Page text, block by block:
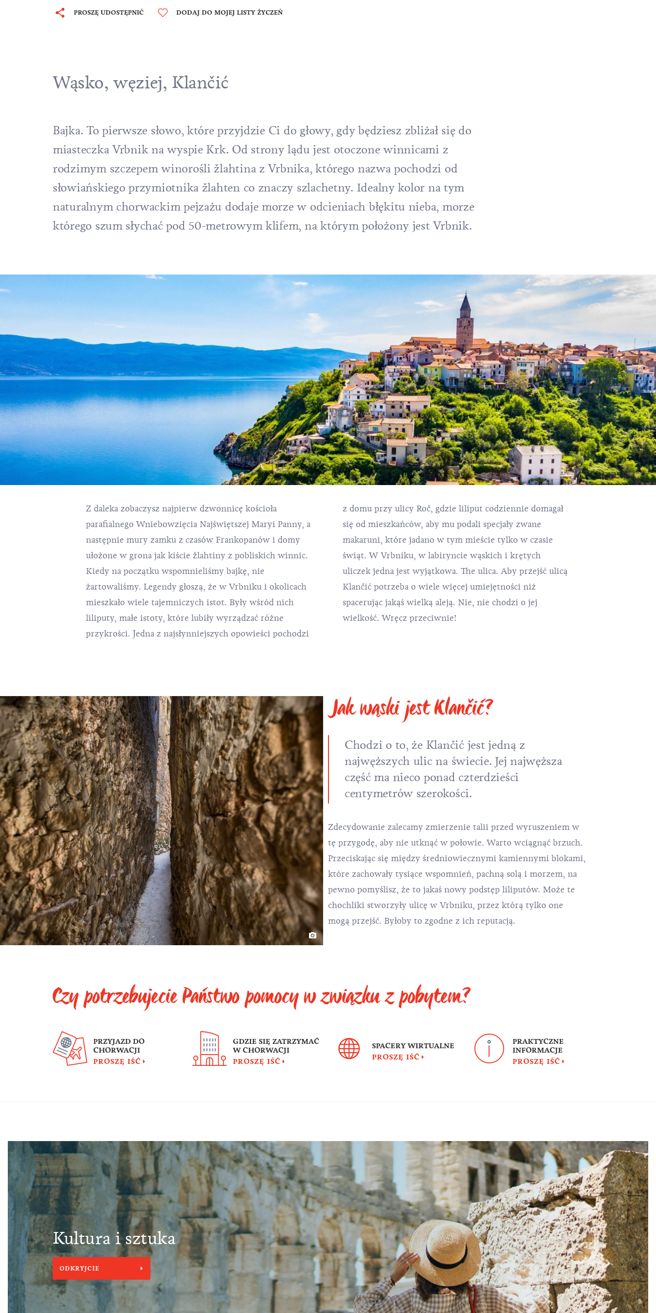
PROSZĘ UDOSTĘPNIĆ DODAJ DO MOJEJ LISTY ŻYCZEŃ
Wąsko, węziej, Klančić
Bajka. To pierwsze słowo, które przyjdzie Ci do głowy, gdy będziesz zbliżał się do
miasteczka Vrbnik nawyspie Krk. Od strony lądu jest otoczone winnicami z
rodzimym szczepem winorośli žlahtina z Vrbnika, którego nazwa pochodzi od
słowiańskiego przymiotnika žlahten co znaczy szlachetny. Idealny kolor na tym
naturalnym chorwackim pejzażu dodaje morze w odcieniach błękitu nieba, morze
którego szum słychać pod 50-metrowym klifem, na którym położony jest Vrbnik.
Z daleka zobaczysz najpierw dzwonnicę kościoła
parafialnego Wniebowzięcia Najświętszej Maryi Panny, a
następnie mury zamku z czasów Frankopanów i domy
ułożone w grona jak kiście žlahtiny z pobliskich winnic.
Kiedy na początku wspomnieliśmy bajkę, nie
żartowaliśmy. Legendy głoszą, że w Vrbniku i okolicach
mieszkało wiele tajemniczych istot. Były wśród nich
liliputy, małe istoty, które lubiły wyrządzać różne
przykrości. Jedna z najsłynniejszych opowieści pochodzi
z domu przy ulicy Roč, gdzie liliput codziennie domagał
się od mieszkańców, aby mu podali specjały zwane
makaruni, które jadano w tym mieście tylko w czasie
świąt. W Vrbniku, w labiryncie wąskich i krętych
uliczek jedna jest wyjątkowa. The ulica. Aby przejść ulicą
Klančić potrzeba o wiele więcej umiejętności niż
spacerując jakąś wielką aleją. Nie, nie chodzi o jej
wielkość. Wręcz przeciwnie!
Jak wąski jest Klančić?
Chodzi o to, że Klančić jest jedną z
najwęższych ulic na świecie. Jej najwęższa
część ma nieco ponad czterdzieści
centymetrów szerokości.
Zdecydowanie zalecamy zmierzenie talii przed wyruszeniem w
tę przygodę, aby nie utknąć w połowie. Warto wciągnąć brzuch.
Przeciskając się między średniowiecznymi kamiennymi blokami,
które zachowały tysiące wspomnień, pachną solą i morzem, na
pewno pomyślisz, że to jakaś nowy podstęp liliputów. Może te
chochliki stworzyły ulicę w Vrbniku, przez którą tylko one
mogą przejść. Byłoby to zgodne z ich reputacją.
Czy potrzebujecie Państwo pomocy w związku z pobytem?
PRZYJAZD DO
CHORWACJI
PROSZĘ IŚĆ
GDZIE SIĘ ZATRZYMAĆ
W CHORWACJI
PROSZĘ IŚĆ
SPACERY WIRTUALNE
PROSZĘ IŚĆ
PRAKTYCZNE
INFORMACJE
PROSZĘ IŚĆ
Kultura i sztuka
ODKRYJCIE